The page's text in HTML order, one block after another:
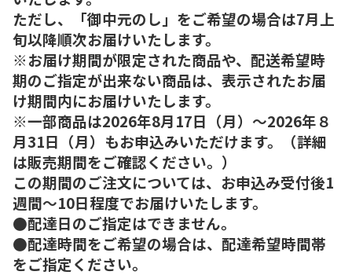
ただし、「御中元のし」をご希望の場合は7月上
旬以降順次お届けいたします。
※お届け期間が限定された商品や、配送希望時
期のご指定が出来ない商品は、表示されたお届
け期間内にお届けいたします。
※一部商品は2026年8月17日（月）～2026年８
月31日（月）もお申込みいただけます。（詳細
は販売期間をご確認ください。）
この期間のご注文については、お申込み受付後1
週間～10日程度でお届けいたします。
●配達日のご指定はできません。
●配達時間をご希望の場合は、配達希望時間帯
をご指定ください。